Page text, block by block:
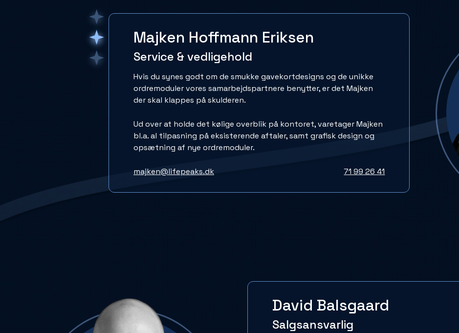
Majken Hoffmann Eriksen
Service & vedligehold
Hvis du synes godt om de smukke gavekortdesigns og de unikke
ordremoduler vores samarbejdspartnere benytter, er det Majken
der skal klappes på skulderen.
Ud over at holde det kølige overblik på kontoret, varetager Majken
bl.a. al tilpasning på eksisterende aftaler, samt grafisk design og
opsætning af nye ordremoduler.
majken@lifepeaks.dk 71 99 26 41
David Balsgaard
Salgsansvarlig